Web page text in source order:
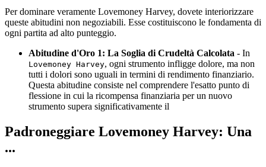
Per dominare veramente Lovemoney Harvey, dovete interiorizzare
queste abitudini non negoziabili. Esse costituiscono le fondamenta di
ogni partita ad alto punteggio.
Abitudine d'Oro 1: La Soglia di Crudeltà Calcolata - In
Lovemoney Harvey, ogni strumento infligge dolore, ma non
tutti i dolori sono uguali in termini di rendimento finanziario.
Questa abitudine consiste nel comprendere l'esatto punto di
flessione in cui la ricompensa finanziaria per un nuovo
strumento supera significativamente il
Padroneggiare Lovemoney Harvey: Una
...